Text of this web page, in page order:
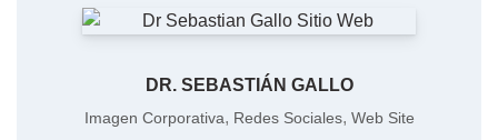
DR. SEBASTIÁN GALLO
Imagen Corporativa, Redes Sociales, Web Site